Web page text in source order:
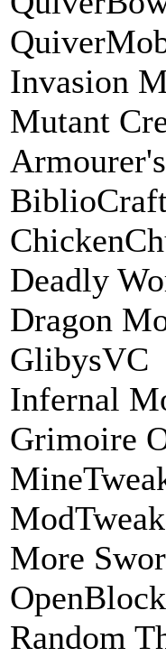
Invasion
Mutant
Deadly
Dragon
GlibysVC
Infernal
Grimoire
More
Random